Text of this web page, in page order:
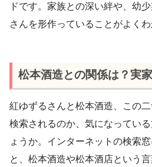
ドです。家族との深い絆や、幼
さんを形作っていることがよくわ
松本酒造との関係は？実
紅ゆずるさんと松本酒造、この
検索されるのか、気になってい
ょうか。インターネットの検索
と、松本酒造や松本酒店という